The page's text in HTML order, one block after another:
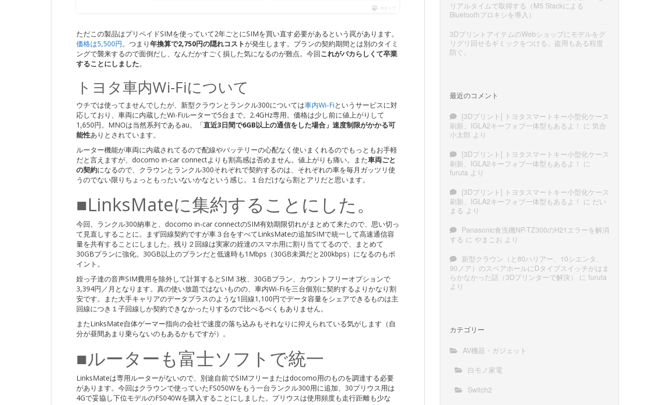
ポチップ
ただこの製品はプリペイドSIMを使っていて2年ごとにSIMを買い直す必要があるという罠があります。
価格は5,500円。つまり年換算で2,750円の隠れコストが発生します。プランの契約期間とは別のタイミ
ングで襲来するので面倒だし、なんだかすごく損した気になるのが難点。今回これがバカらしくて卒業
することにしました。
トヨタ車内Wi-Fiについて
ウチでは使ってませんでしたが、新型クラウンとランクル300については車内Wi-Fiというサービスに対
応しており、車両に内蔵したWi-Fiルーターで5台まで。2.4GHz専用。価格は少し前に値上がりして
1,650円。MNOは当然系列であるau。「直近3日間で6GB以上の通信をした場合」速度制限がかかる可
能性ありとされています。
ルーター機能が車両に内蔵されてるので配線やバッテリーの心配なく使いまくれるのでもっともお手軽
だと言えますが、docomo in-car connectよりも割高感は否めません。値上がりも痛い。また車両ごと
の契約になるので、クラウンとランクル300それぞれで契約するのは、それぞれの車を毎月ガッツリ使
うのでない限りちょっともったいないかなという感じ。１台だけなら割とアリだと思います。
■LinksMateに集約することにした。
今回、ランクル300納車と、docomo in-car connectのSIM有効期限切れがまとめて来たので、思い切っ
て見直しすることに。まず回線契約ですが車３台をすべてLinksMateの追加SIMで統一して高速通信容
量を共有することにしました。残り２回線は実家の姪達のスマホ用に割り当ててるので、まとめて
30GBプランに強化。30GB以上のプランだと低速時も1Mbps（30GB未満だと200kbps）になるのもポ
イント。
姪っ子達の音声SIM費用を除外して計算するとSIM 3枚、30GBプラン、カウントフリーオプションで
3,394円／月となります。真の使い放題ではないものの、車内Wi-Fiを三台個別に契約するよりかなり割
安です。また大手キャリアのデータプラスのような1回線1,100円でデータ容量をシェアできるものは主
回線につき１子回線しか契約できなかったりするので比べるべくもありません。
またLinksMate自体ゲーマー指向の会社で速度の落ち込みもそれなりに抑えられている気がします（自
分が昼間あまり乗らないのもあるかもですが）。
■ルーターも富士ソフトで統一
LinksMateは専用ルーターがないので、別途自前でSIMフリーまたはdocomo用のものを調達する必要
があります。今回はクラウンで使っていたFS050Wをもう一台ランクル300用に追加、30プリウス用は
4Gで妥協し下位モデルのFS040Wを購入することにしました。プリウスは使用頻度も走行距離も少な
リアルタイムで取得する（M5 Stackによる
Bluetoothプロキシを導入）
3DプリントアイテムのWebショップにモデルをグ
リグリ回せるギミックをつける。盗用もある程度
防ぐ。
最近のコメント
[3Dプリント] トヨタスマートキー小型化ケース
刷新、IGLA2キーフォブ一体型もあるよ！ に 気合
小太郎 より
[3Dプリント] トヨタスマートキー小型化ケース
刷新、IGLA2キーフォブ一体型もあるよ！ に
furuta より
[3Dプリント] トヨタスマートキー小型化ケース
刷新、IGLA2キーフォブ一体型もあるよ！ に だい
まる より
Panasonic食洗機NP-TZ300のH21エラーを解消
する に やまこお より
新型クラウン（と80ハリアー、10シエンタ、
90ノア）のスペアホールにDタイプスイッチがはま
らかなかった話（3Dプリンターで解決）
に furuta
より
カテゴリー
AV機器・ガジェット
白モノ家電
Switch2